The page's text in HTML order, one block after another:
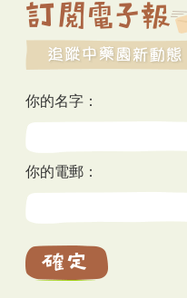
你的名字：
你的電郵：